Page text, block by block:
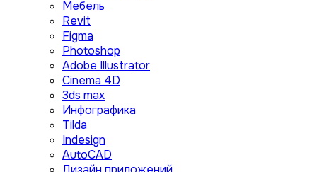
Мебель
Revit
Figma
Photoshop
Adobe Illustrator
Сinema 4D
3ds max
Инфографика
Tilda
Indesign
AutoCAD